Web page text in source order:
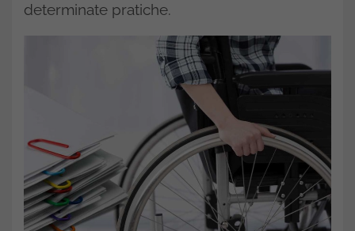
determinate pratiche.